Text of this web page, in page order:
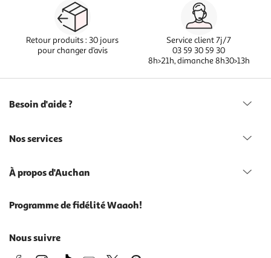
Retour produits : 30 jours
pour changer d’avis
Service client 7j/7
03 59 30 59 30
8h>21h, dimanche 8h30>13h
Besoin d'aide ?
Nos services
À propos d'Auchan
Programme de fidélité Waaoh!
Nous suivre